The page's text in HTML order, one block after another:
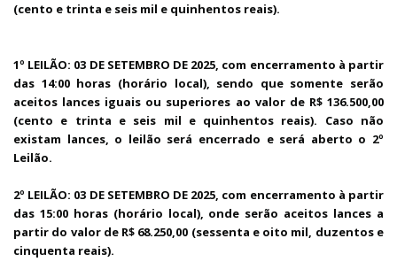
(cento e trinta e seis mil e quinhentos reais).
1º LEILÃO: 03 DE SETEMBRO DE 2025, com encerramento à partir
das 14:00 horas (horário local), sendo que somente serão
aceitos lances iguais ou superiores ao valor de R$ 136.500,00
(cento e trinta e seis mil e quinhentos reais). Caso não
existam lances, o leilão será encerrado e será aberto o 2º
Leilão.
2º LEILÃO: 03 DE SETEMBRO DE 2025, com encerramento à partir
das 15:00 horas (horário local), onde serão aceitos lances a
partir do valor de R$ 68.250,00 (sessenta e oito mil, duzentos e
cinquenta reais).